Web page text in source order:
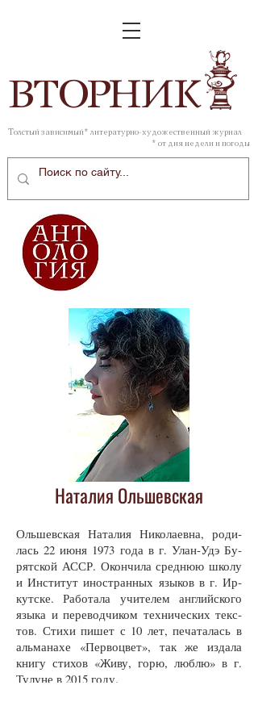
ВТОРНИК
Толстый зависимый* литературно-художественный журнал
* от дня недели и погоды
Наталия Ольшевская
Оль­шев­ская На­та­лия Ни­ко­ла­ев­на, ро­ди­
лась 22 июня 1973 го­да в г. Улан-Удэ Бу­
рят­ской АССР. Окон­чи­ла сред­нюю шко­лу
и Ин­сти­тут ино­стран­ных язы­ков в г. Ир­
кут­ске. Ра­бо­та­ла учи­те­лем ан­глий­ско­го
язы­ка и пе­ре­вод­чи­ком тех­ни­чес­ких текс­
тов. Сти­хи пи­шет с 10 лет, пе­ча­та­лась в
аль­ма­на­хе «Пер­во­цвет», так же из­да­ла
кни­гу сти­хов «Жи­ву, го­рю, люб­лю» в г.
Ту­лу­не в 2015 го­ду.